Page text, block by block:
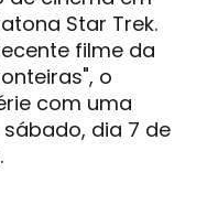
Star Trek.
filme da
o
com uma
dia 7 de